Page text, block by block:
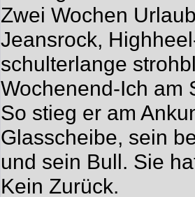
Zwei Wochen
Jeansrock,
schulterlange
Wochenend-Ich am
So stieg er am
Glasscheibe, sein
und sein Bull. Sie
Kein Zurück.